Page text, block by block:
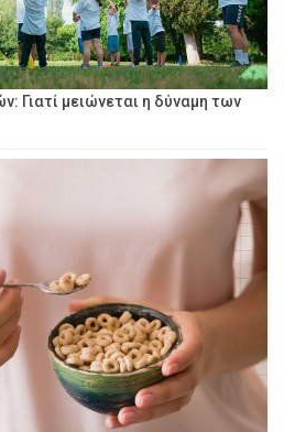
Γιατί μειώνεται η δύναμη των